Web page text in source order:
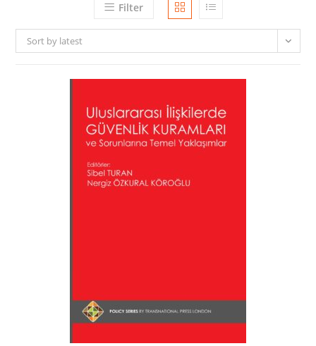
Filter
Sort by latest